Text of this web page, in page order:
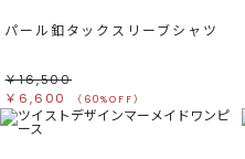
パール釦タックスリーブシャツ
￥16,500
￥6,600
（60%OFF）